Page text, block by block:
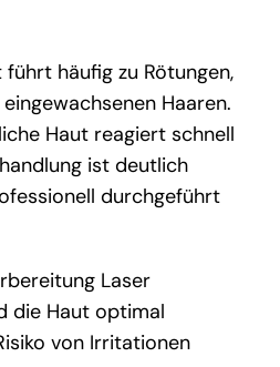
häufig zu Rötungen,
Haaren.
Haut reagiert schnell
ist deutlich
durchgeführt
Laser
die Haut optimal
von Irritationen